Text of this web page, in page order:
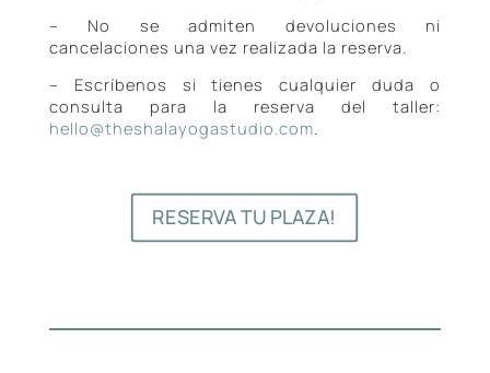
– No se admiten devoluciones ni
cancelaciones una vez realizada la reserva.
– Escríbenos si tienes cualquier duda o
consulta para la reserva del taller:
hello@theshalayogastudio.com.
RESERVA TU PLAZA!